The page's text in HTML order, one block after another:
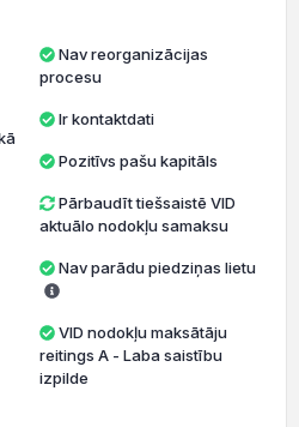
Nav reorganizācijas
procesu
Ir kontaktdati
Pozitīvs pašu kapitāls
Pārbaudīt tiešsaistē VID
aktuālo nodokļu samaksu
Nav parādu piedziņas lietu
VID nodokļu maksātāju
reitings A - Laba saistību
izpilde